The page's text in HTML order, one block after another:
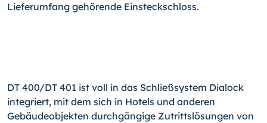
Lieferumfang gehörende Einsteckschloss.
DT 400/DT 401 ist voll in das Schließsystem Dialock
integriert, mit dem sich in Hotels und anderen
Gebäudeobjekten durchgängige Zutrittslösungen von